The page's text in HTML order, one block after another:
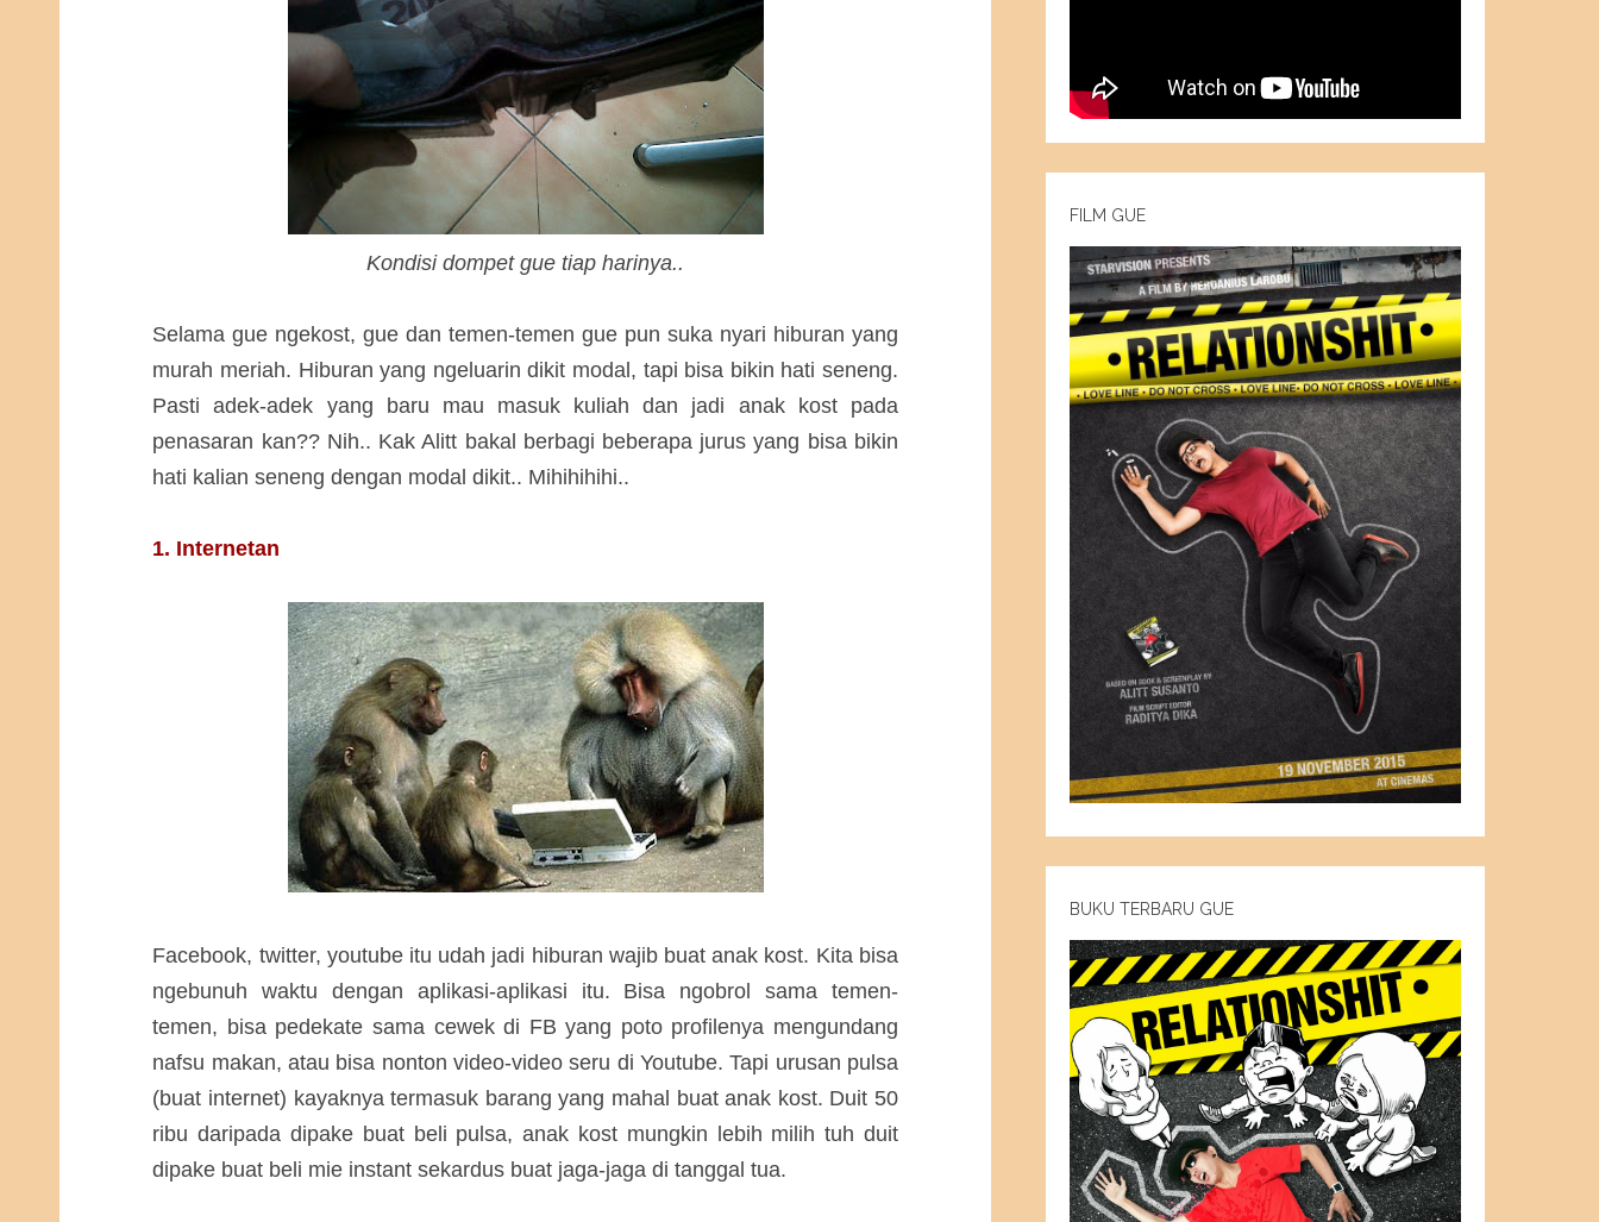
Kondisi dompet gue tiap harinya..
Selama gue ngekost, gue dan temen-temen gue pun suka nyari hiburan yang
murah meriah. Hiburan yang ngeluarin dikit modal, tapi bisa bikin hati seneng.
Pasti adek-adek yang baru mau masuk kuliah dan jadi anak kost pada
penasaran kan?? Nih.. Kak Alitt bakal berbagi beberapa jurus yang bisa bikin
hati kalian seneng dengan modal dikit.. Mihihihihi..
1. Internetan
Facebook, twitter, youtube itu udah jadi hiburan wajib buat anak kost. Kita bisa
ngebunuh waktu dengan aplikasi-aplikasi itu. Bisa ngobrol sama temen-
temen, bisa pedekate sama cewek di FB yang poto profilenya mengundang
nafsu makan, atau bisa nonton video-video seru di Youtube. Tapi urusan pulsa
(buat internet) kayaknya termasuk barang yang mahal buat anak kost. Duit 50
ribu daripada dipake buat beli pulsa, anak kost mungkin lebih milih tuh duit
dipake buat beli mie instant sekardus buat jaga-jaga di tanggal tua.
FILM GUE
BUKU TERBARU GUE